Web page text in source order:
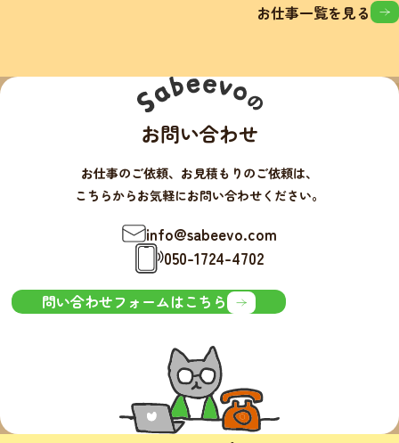
お仕事一覧を見る
お問い合わせ
お仕事のご依頼、お見積もりのご依頼は、
こちらからお気軽にお問い合わせください。
info@sabeevo.com
050-1724-4702
問い合わせフォームはこちら